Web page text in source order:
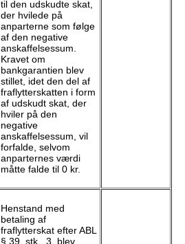
til den udskudte skat,
der hvilede på
anparterne som følge
af den negative
anskaffelsessum.
Kravet om
bankgarantien blev
stillet, idet den del af
fraflytterskatten i form
af udskudt skat, der
hviler på den
negative
anskaffelsessum, vil
forfalde, selvom
anparternes værdi
måtte falde til 0 kr.
Henstand med
betaling af
fraflytterskat efter ABL
§ 39, stk. 3, blev